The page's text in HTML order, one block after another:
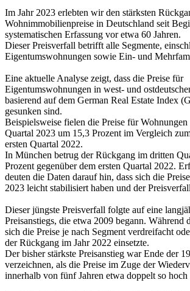
Im Jahr 2023 erlebten wir den stärksten
Wohnimmobilienpreise in Deutschland seit
systematischen Erfassung vor etwa 60 Jahren.
Dieser Preisverfall betrifft alle Segmente,
Eigentumswohnungen sowie Ein- und
Eine aktuelle Analyse zeigt, dass die Preise für
Eigentumswohnungen in west- und
basierend auf dem German Real Estate Index
gesunken sind.
Beispielsweise fielen die Preise für
Quartal 2023 um 15,3 Prozent im Vergleich
ersten Quartal 2022.
In München betrug der Rückgang im dritten
Prozent gegenüber dem ersten Quartal 2022.
deuten die Daten darauf hin, dass sich die
2023 leicht stabilisiert haben und der
Dieser jüngste Preisverfall folgte auf eine
Preisanstiegs, die etwa 2009 begann. Während
sich die Preise je nach Segment verdreifacht
der Rückgang im Jahr 2022 einsetzte.
Der bisher stärkste Preisanstieg war Ende der
verzeichnen, als die Preise im Zuge der
innerhalb von fünf Jahren etwa doppelt so hoch